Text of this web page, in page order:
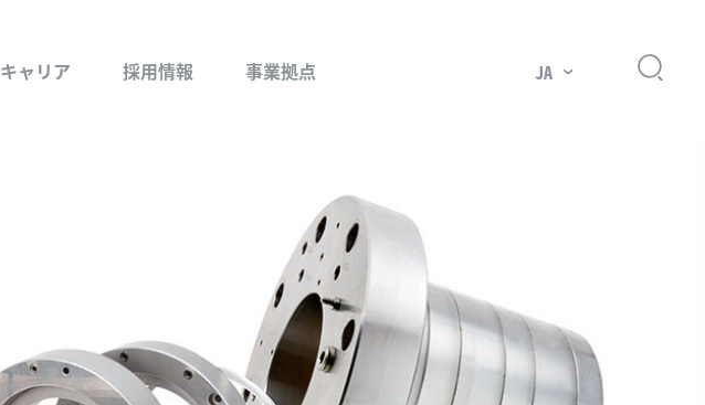
空気・産業用コンプレッサー用部品
産業分野・当社の主要市場
キャリア 採用情報 事業拠点 JA